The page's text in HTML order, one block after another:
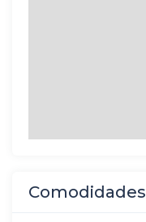
Comodidades